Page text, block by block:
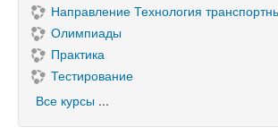
Направление Технология
Олимпиады
Практика
Тестирование
Все курсы ...